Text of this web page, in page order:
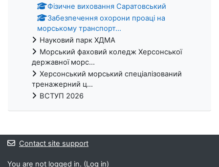
Фізичне виховання Саратовський
Забезпечення охорони проаці на
морському транспорт...
Науковий парк ХДМА
Морський фаховий коледж Херсонської
державної морс...
Херсонський морський спеціалізований
тренажерний ц...
ВСТУП 2026
Contact site support
You are not logged in. (Log in)